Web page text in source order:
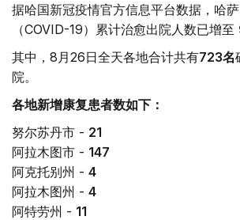
据哈国新冠疫情官方信息平台数据，哈
（COVID-19）累计治愈出院人数已增至
其中，8月26日全天各地合计共有723名
院。
各地新增康复患者数如下：
努尔苏丹市 - 21
阿拉木图市 - 147
阿克托别州 - 4
阿拉木图州 - 4
阿特劳州 - 11